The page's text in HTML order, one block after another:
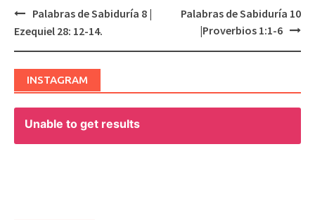
Post
navigation
Palabras de Sabiduría 8 |
Ezequiel 28: 12-14.
Palabras de Sabiduría 10
|Proverbios 1:1-6
INSTAGRAM
Unable to get results